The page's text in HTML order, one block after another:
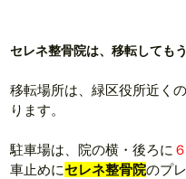
セレネ整骨院は、移転しても
移転場所は、緑区役所近く
ります。
駐車場は、院の横・後ろに
車止めにセレネ整骨院のプ